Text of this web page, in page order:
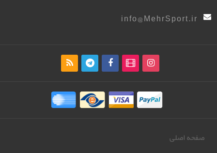
info@MehrSport.ir
صفحه اصلی